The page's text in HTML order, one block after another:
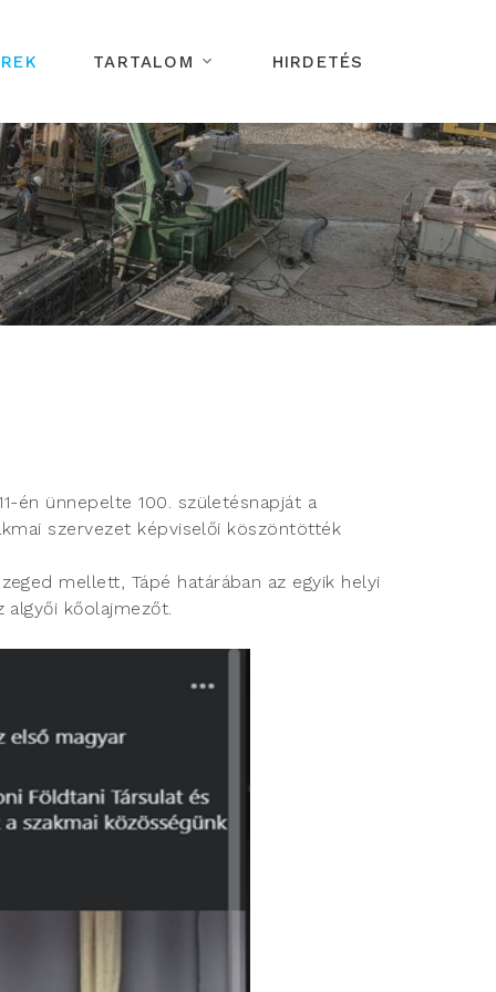
TARTALOM HIRDETÉS
én ünnepelte 100. születésnapját a
szervezet képviselői köszöntötték
mellett, Tápé határában az egyik helyi
kőolajmezőt.